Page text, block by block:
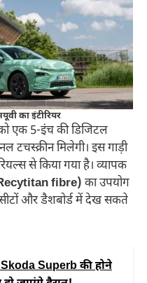
का इंटीरियर
एक 5-इंच की डिजिटल
टचस्क्रीन मिलेगी। इस गाड़ी
से किया गया है। व्यापक
fibre) का उपयोग
और डैशबोर्ड में देख सकते
Superb की होने